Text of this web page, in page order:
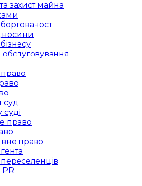
захист майна
суд
суді
право
право